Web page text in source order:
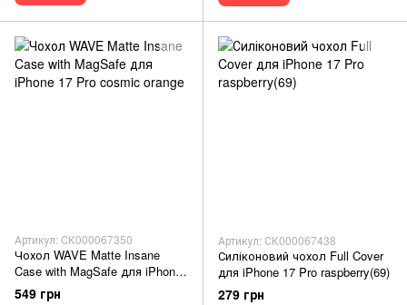
Артикул: СК000067350
Чохол WAVE Matte Insane
Case with MagSafe для iPhone
17 Pro cosmic orange
549 грн
Артикул: СК000067438
Силіконовий чохол Full Cover
для iPhone 17 Pro raspberry(69)
279 грн